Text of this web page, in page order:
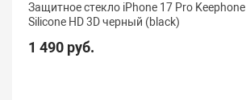
Защитное стекло iPhone 17 Pro Keephone
Silicone HD 3D черный (black)
1 490 руб.